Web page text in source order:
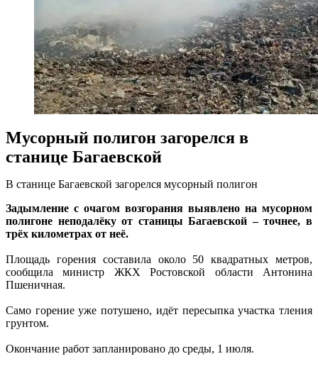
Мусорный полигон загорелся в
станице Багаевской
В станице Багаевской загорелся мусорный полигон
Задымление с очагом возгорания выявлено на мусорном
полигоне неподалёку от станицы Багаевской – точнее, в
трёх километрах от неё.
Площадь горения составила около 50 квадратных метров,
сообщила министр ЖКХ Ростовской области Антонина
Пшеничная.
Само горение уже потушено, идёт пересыпка участка тления
грунтом.
Окончание работ запланировано до среды, 1 июля.